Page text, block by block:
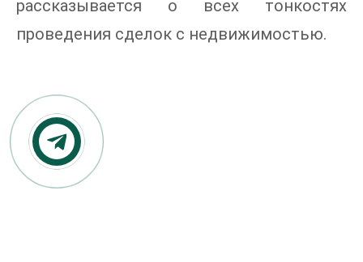
рассказывается о всех тонкостях
проведения сделок с недвижимостью.